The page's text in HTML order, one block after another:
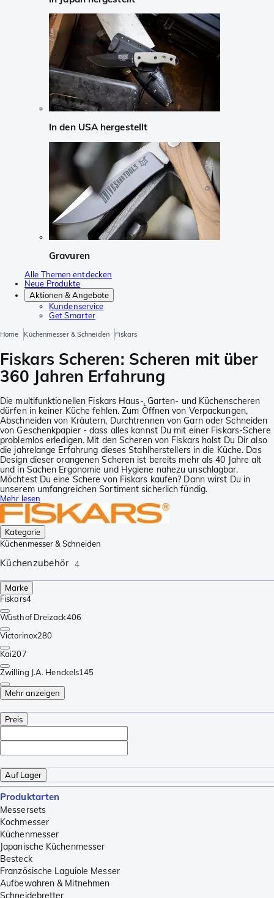
In den USA hergestellt
Gravuren
Alle Themen entdecken
Neue Produkte
Aktionen & Angebote
Kundenservice
Get Smarter
Home Küchenmesser & Schneiden Fiskars
Fiskars Scheren: Scheren mit über
360 Jahren Erfahrung
Die multifunktionellen Fiskars Haus-, Garten- und Küchenscheren
dürfen in keiner Küche fehlen. Zum Öffnen von Verpackungen,
Abschneiden von Kräutern, Durchtrennen von Garn oder Schneiden
von Geschenkpapier - dass alles kannst Du mit einer Fiskars-Schere
problemlos erledigen. Mit den Scheren von Fiskars holst Du Dir also
die jahrelange Erfahrung dieses Stahlherstellers in die Küche. Das
Design dieser orangenen Scheren ist bereits mehr als 40 Jahre alt
und in Sachen Ergonomie und Hygiene nahezu unschlagbar.
Möchtest Du eine Schere von Fiskars kaufen? Dann wirst Du in
unserem umfangreichen Sortiment sicherlich fündig.
Mehr lesen
Kategorie
Küchenmesser & Schneiden
Küchenzubehör 4
Marke
Fiskars4
Wüsthof Dreizack406
Victorinox280
Kai207
Zwilling J.A. Henckels145
Mehr anzeigen
Preis
Auf Lager
Produktarten
Messersets
Kochmesser
Küchenmesser
Japanische Küchenmesser
Besteck
Französische Laguiole Messer
Aufbewahren & Mitnehmen
Schneidebretter